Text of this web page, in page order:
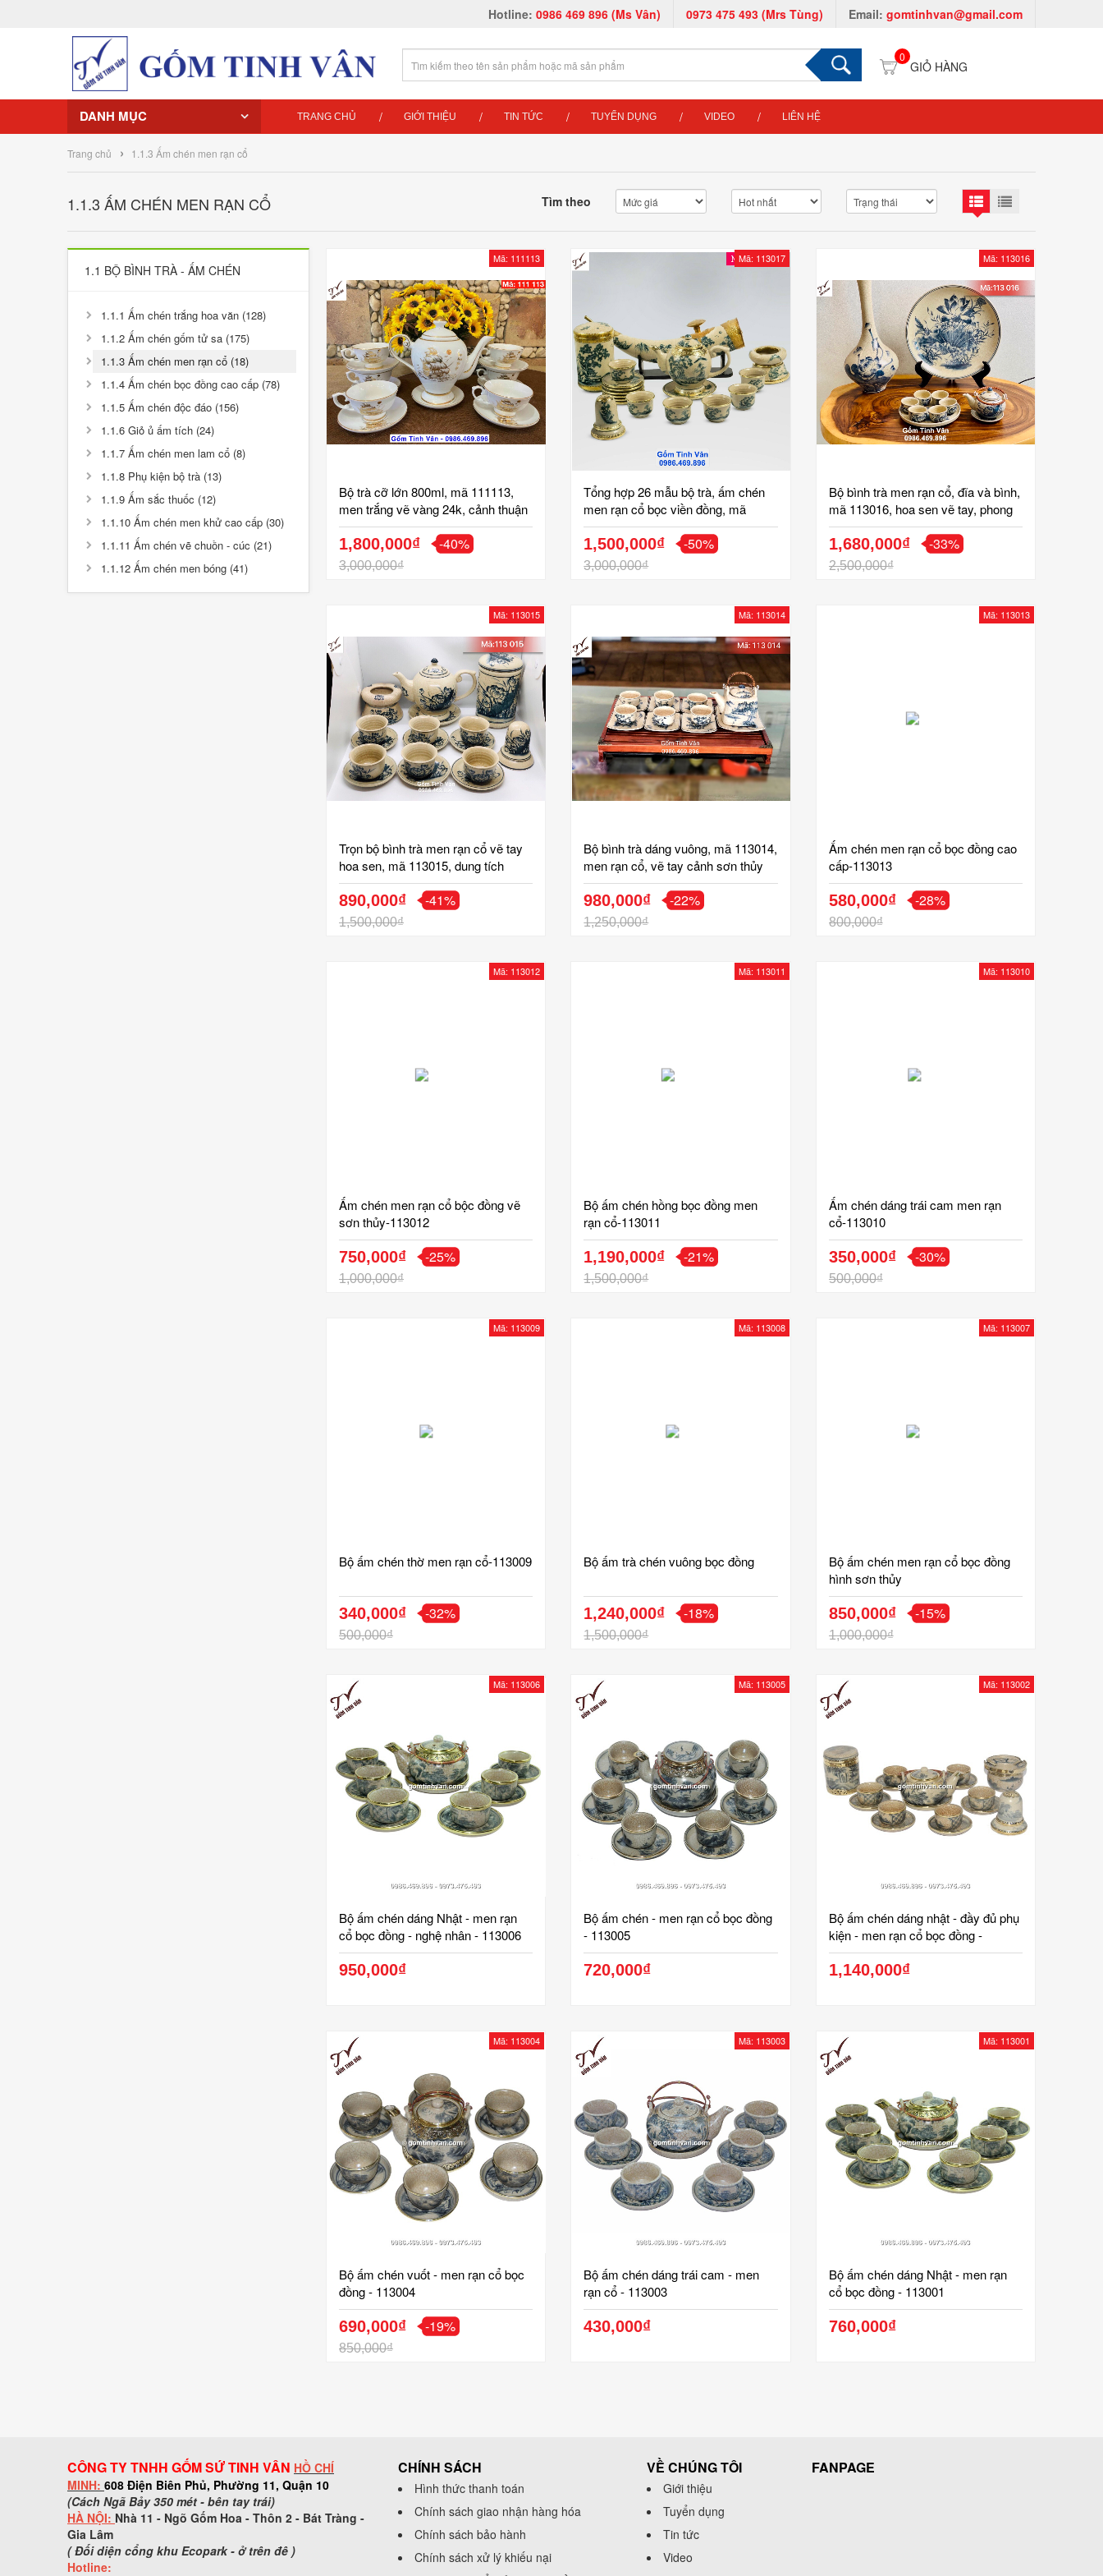
Hotline: 0986 469 896 (Ms Vân) 0973 475 493 (Mrs Tùng) Email: gomtinhvan@gmail.com
0
DANH MỤC TRANG CHỦ GIỚI THIỆU TIN TỨC TUYỂN DỤNG VIDEO LIÊN HỆ
Trang chủ › 1.1.3 Ấm chén men rạn cổ
1.1.3 ẤM CHÉN MEN RẠN CỔ Tìm theo
Mã: 111113
Bộ trà cỡ lớn 800ml, mã 111113,
men trắng vẽ vàng 24k, cảnh thuận
buồm xuôi gió, 1 bộ ấm chén gồm 1
ấm, 6 ly, 7 đĩa, gốm bát tràng tinh
vân
1,800,000₫
3,000,000₫
-40%
Mã: 113017
Tổng hợp 26 mẫu bộ trà, ấm chén
men rạn cổ bọc viền đồng, mã
113017, đĩa cảnh, bát điếu, tẩu
thuốc, gạt tàn, hộp trà, ống tăm,
gốm bát tràng tinh vân
1,500,000₫
3,000,000₫
-50%
Mã: 113016
Bộ bình trà men rạn cổ, đĩa và bình,
mã 113016, hoa sen vẽ tay, phong
cách cổ điển, hoa văn truyền thống,
ấm chén gốm bát tràng
1,680,000₫
2,500,000₫
-33%
Mã: 113015
Trọn bộ bình trà men rạn cổ vẽ tay
hoa sen, mã 113015, dung tích
550ml, ly trà có vân gốm vuốt, phụ
kiện gạt tàn, hộp trà, ống tăm, bộ
ấm chén men rạn vẽ sen bát tràng
890,000₫
1,500,000₫
-41%
Mã: 113014
Bộ bình trà dáng vuông, mã 113014,
men rạn cổ, vẽ tay cảnh sơn thủy
hữu tình, gốm bát tràng, tinh vân,
khay gỗ 2 ngăn
980,000₫
1,250,000₫
-22%
Mã: 113013
Ấm chén men rạn cổ bọc đồng cao
cấp-113013
580,000₫
800,000₫
-28%
Mã: 113012
Ấm chén men rạn cổ bộc đồng vẽ
sơn thủy-113012
750,000₫
1,000,000₫
-25%
Mã: 113011
Bộ ấm chén hồng bọc đồng men
rạn cổ-113011
1,190,000₫
1,500,000₫
-21%
Mã: 113010
Ấm chén dáng trái cam men rạn
cổ-113010
350,000₫
500,000₫
-30%
Mã: 113009
Bộ ấm chén thờ men rạn cổ-113009
340,000₫
500,000₫
-32%
Mã: 113008
Bộ ấm trà chén vuông bọc đồng
1,240,000₫
1,500,000₫
-18%
Mã: 113007
Bộ ấm chén men rạn cổ bọc đồng
hình sơn thủy
850,000₫
1,000,000₫
-15%
Mã: 113006
Bộ ấm chén dáng Nhật - men rạn
cổ bọc đồng - nghệ nhân - 113006
950,000₫
Mã: 113005
Bộ ấm chén - men rạn cổ bọc đồng
- 113005
720,000₫
Mã: 113002
Bộ ấm chén dáng nhật - đầy đủ phụ
kiện - men rạn cổ bọc đồng -
113002
1,140,000₫
Mã: 113004
Bộ ấm chén vuốt - men rạn cổ bọc
đồng - 113004
690,000₫
850,000₫
-19%
Mã: 113003
Bộ ấm chén dáng trái cam - men
rạn cổ - 113003
430,000₫
Mã: 113001
Bộ ấm chén dáng Nhật - men rạn
cổ bọc đồng - 113001
760,000₫
1.1 BỘ BÌNH TRÀ - ẤM CHÉN
1.1.1 Ấm chén trắng hoa văn (128)
1.1.2 Ấm chén gốm tử sa (175)
1.1.3 Ấm chén men rạn cổ (18)
1.1.4 Ấm chén bọc đồng cao cấp (78)
1.1.5 Ấm chén độc đáo (156)
1.1.6 Giỏ ủ ấm tích (24)
1.1.7 Ấm chén men lam cổ (8)
1.1.8 Phụ kiện bộ trà (13)
1.1.9 Ấm sắc thuốc (12)
1.1.10 Ấm chén men khử cao cấp (30)
1.1.11 Ấm chén vẽ chuồn - cúc (21)
1.1.12 Ấm chén men bóng (41)
CÔNG TY TNHH GỐM SỨ TINH VÂN HỒ CHÍ
MINH: 608 Điện Biên Phủ, Phường 11, Quận 10
(Cách Ngã Bảy 350 mét - bên tay trái)
HÀ NỘI: Nhà 11 - Ngõ Gốm Hoa - Thôn 2 - Bát Tràng -
Gia Lâm
( Đối diện cổng khu Ecopark - ở trên đê )
Hotline:
CHÍNH SÁCH
Hình thức thanh toán
Chính sách giao nhận hàng hóa
Chính sách bảo hành
Chính sách xử lý khiếu nại
VỀ CHÚNG TÔI
Giới thiệu
Tuyển dụng
Tin tức
Video
FANPAGE